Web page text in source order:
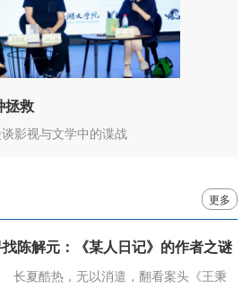
拯救
影视与文学中的谍战
更多
找陈解元：《某人日记》的作者之谜
长夏酷热，无以消遣，翻看案头《王秉